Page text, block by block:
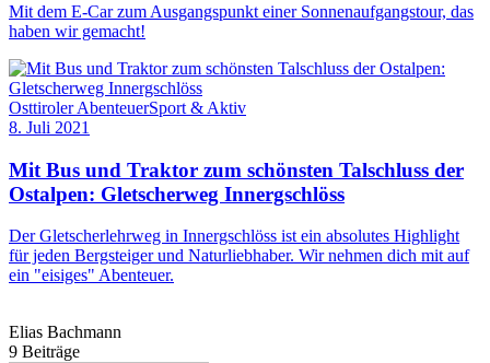
Mit dem E-Car zum Ausgangspunkt einer Sonnenaufgangstour, das
haben wir gemacht!
Osttiroler AbenteuerSport & Aktiv
8. Juli 2021
Mit Bus und Traktor zum schönsten Talschluss der
Ostalpen: Gletscherweg Innergschlöss
Der Gletscherlehrweg in Innergschlöss ist ein absolutes Highlight
für jeden Bergsteiger und Naturliebhaber. Wir nehmen dich mit auf
ein "eisiges" Abenteuer.
Elias Bachmann
9 Beiträge